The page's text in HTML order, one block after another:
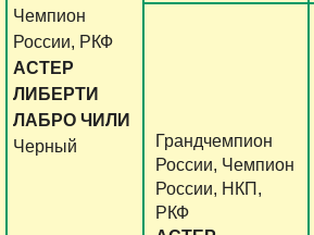
Чемпион
России, РКФ
АСТЕР
ЛИБЕРТИ
ЛАБРО ЧИЛИ
Черный
Грандчемпион
России, Чемпион
России, НКП,
РКФ